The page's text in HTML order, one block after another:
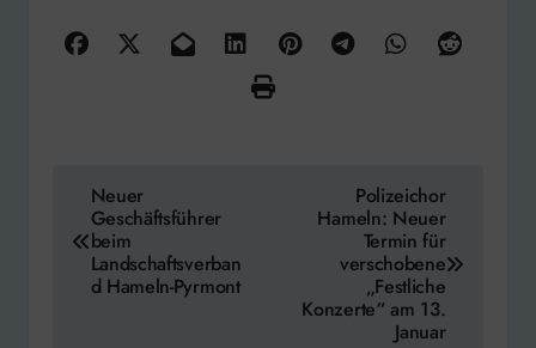
Neuer
Geschäftsführer
beim
Landschaftsverban
d Hameln-Pyrmont
Polizeichor
Hameln: Neuer
Termin für
verschobene
„Festliche
Konzerte“ am 13.
Januar